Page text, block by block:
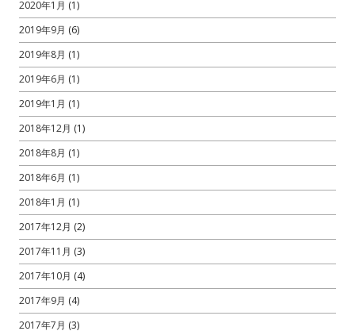
2020年1月 (1)
2019年9月 (6)
2019年8月 (1)
2019年6月 (1)
2019年1月 (1)
2018年12月 (1)
2018年8月 (1)
2018年6月 (1)
2018年1月 (1)
2017年12月 (2)
2017年11月 (3)
2017年10月 (4)
2017年9月 (4)
2017年7月 (3)